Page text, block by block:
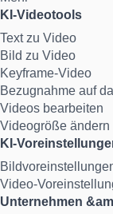
KI-Videotools
Text zu Video
Bild zu Video
Keyframe-Video
Bezugnahme auf
Videos bearbeiten
Videogröße ändern
KI-
Video-
Unternehmen